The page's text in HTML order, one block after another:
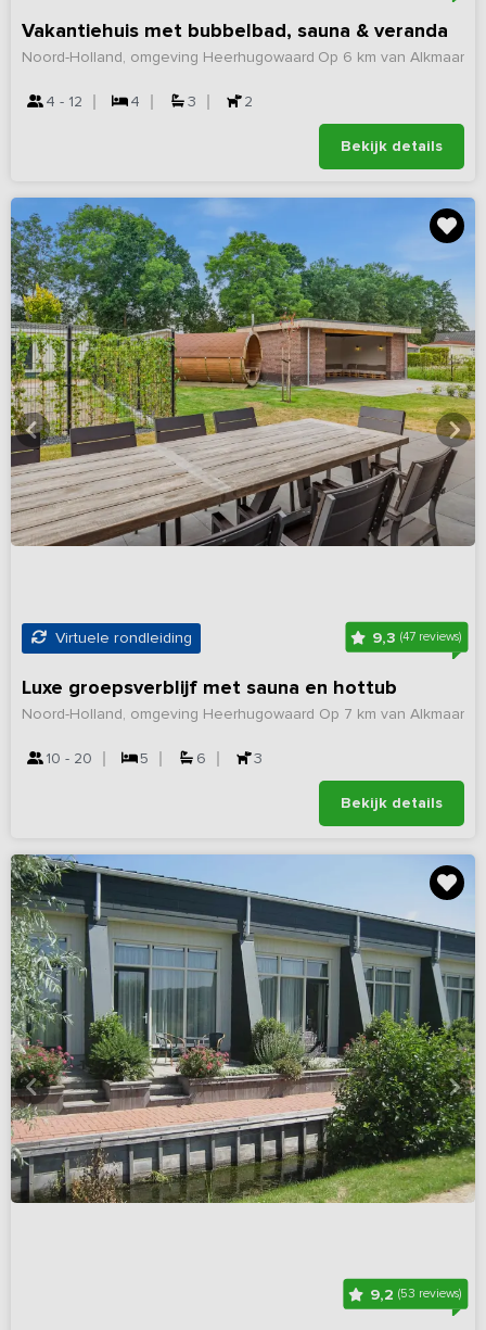
Vakantiehuis met bubbelbad, sauna & veranda
Op 6 km van Alkmaar
Noord-Holland, omgeving Heerhugowaard
4 - 12 4 3 2
Bekijk details
Virtuele rondleiding 9,3(47 reviews)
Luxe groepsverblijf met sauna en hottub
Op 7 km van Alkmaar
Noord-Holland, omgeving Heerhugowaard
10 - 20 5 6 3
Bekijk details
9,2 (53 reviews)